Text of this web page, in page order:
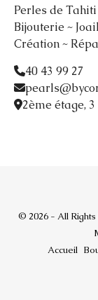
Perles de Tahiti
Bijouterie ~
Création ~
40 43 99 27
2ème étage,
© 2026 - All
Accueil